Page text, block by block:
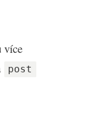
více
post